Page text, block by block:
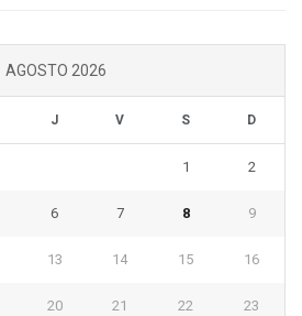
AGOSTO 2026
J V S D
1 2
6 7 8 9
13 14 15 16
20 21 22 23